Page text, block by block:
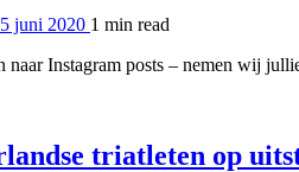
juni 2020 1 min read
Instagram posts – nemen wij
triatleten op